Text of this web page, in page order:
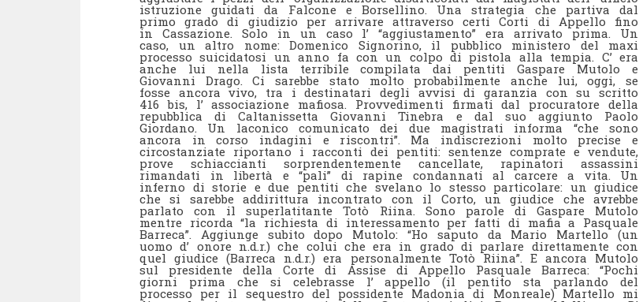
istruzione guidati da Falcone e Borsellino. Una strategia che partiva dal
primo grado di giudizio per arrivare attraverso certi Corti di Appello fino
in Cassazione. Solo in un caso l’ “aggiustamento” era arrivato prima. Un
caso, un altro nome: Domenico Signorino, il pubblico ministero del maxi
processo suicidatosi un anno fa con un colpo di pistola alla tempia. C’ era
anche lui nella lista terribile compilata dai pentiti Gaspare Mutolo e
Giovanni Drago. Ci sarebbe stato molto probabilmente anche lui, oggi, se
fosse ancora vivo, tra i destinatari degli avvisi di garanzia con su scritto
416 bis, l’ associazione mafiosa. Provvedimenti firmati dal procuratore della
repubblica di Caltanissetta Giovanni Tinebra e dal suo aggiunto Paolo
Giordano. Un laconico comunicato dei due magistrati informa “che sono
ancora in corso indagini e riscontri”. Ma indiscrezioni molto precise e
circostanziate riportano i racconti dei pentiti: sentenze comprate e vendute,
prove schiaccianti sorprendentemente cancellate, rapinatori assassini
rimandati in libertà e “pali” di rapine condannati al carcere a vita. Un
inferno di storie e due pentiti che svelano lo stesso particolare: un giudice
che si sarebbe addirittura incontrato con il Corto, un giudice che avrebbe
parlato con il superlatitante Totò Riina. Sono parole di Gaspare Mutolo
mentre ricorda “la richiesta di interessamento per fatti di mafia a Pasquale
Barreca”. Aggiunge subito dopo Mutolo: “Ho saputo da Mario Martello (un
uomo d’ onore n.d.r.) che colui che era in grado di parlare direttamente con
quel giudice (Barreca n.d.r.) era personalmente Totò Riina”. E ancora Mutolo
sul presidente della Corte di Assise di Appello Pasquale Barreca: “Pochi
giorni prima che si celebrasse l’ appello (il pentito sta parlando del
processo per il sequestro del possidente Madonia di Monreale) Martello mi